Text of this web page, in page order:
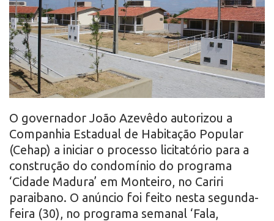
O governador João Azevêdo autorizou a
Companhia Estadual de Habitação Popular
(Cehap) a iniciar o processo licitatório para a
construção do condomínio do programa
‘Cidade Madura’ em Monteiro, no Cariri
paraibano. O anúncio foi feito nesta segunda-
feira (30), no programa semanal ‘Fala,